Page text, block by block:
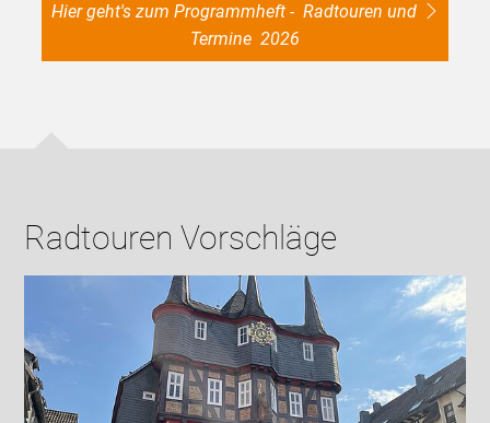
Hier geht's zum Programmheft - Radtouren und
Termine 2026
Radtouren Vorschläge